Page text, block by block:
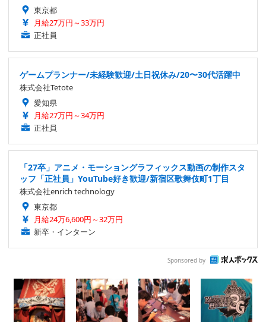
東京都
月給27万円～33万円
正社員
ゲームプランナー/未経験歓迎/土日祝休み/20〜30代活躍中
株式会社Tetote
愛知県
月給27万円～34万円
正社員
「27卒」アニメ・モーショングラフィックス動画の制作スタ
ッフ「正社員」YouTube好き歓迎/新宿区歌舞伎町1丁目
株式会社enrich technology
東京都
月給24万6,600円～32万円
新卒・インターン
Sponsored by